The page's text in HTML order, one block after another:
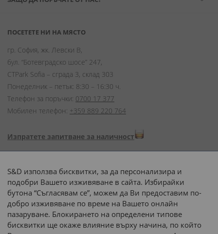
ПОСЕТЕТЕ НИ НА МЯСТО
гр. София, жк. Левски В,
бул. “Ботевградско шосе” 247,
CTPark Sofia – сграда 3, склад 303
Понеделник – петък: 8:30 – 16:30 ч.
Телефон за поръчки: 0700 17 377
Мобилен телефон: +359 889 220 764
Изпратете запитване за наличност
Начини на плащане:
Доставка до адрес с:
S&D използва бисквитки, за да персонализира и
подобри Вашето изживяване в сайта. Избирайки
бутона “Съгласявам се”, можем да Ви предоставим по-
добро изживяване по време на Вашето онлайн
пазаруване. Блокирането на определени типове
бисквитки ще окаже влияние върху начина, по който